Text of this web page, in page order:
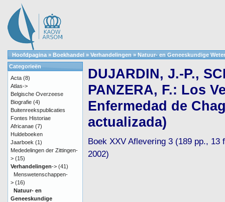
Hoofdpagina » Boekhandel » Verhandelingen » Natuur- en Geneeskundige
DUJARDIN, J.-P.,
PANZERA, F.: Los
Enfermedad de
actualizada)
Boek XXV Aflevering 3 (189 pp., 13
2002)
Categorieën
Acta (8)
Atlas->
Belgische Overzeese
Biografie (4)
Buitenreekspublicaties
Fontes Historiae
Africanae (7)
Huldeboeken
Jaarboek (1)
Mededelingen der Zittingen-
> (15)
Verhandelingen-> (41)
Menswetenschappen-
> (16)
Natuur- en
Geneeskundige